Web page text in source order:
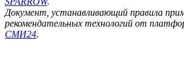
Документ, устанавливающий правила
рекомендательных технологий от
СМИ24.